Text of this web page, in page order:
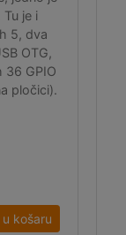
je i
5, dva
OTG,
36 GPIO
pločici).
košaru